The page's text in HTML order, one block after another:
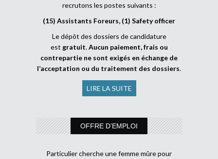
recrutons les postes suivants :
(15) Assistants Foreurs, (1) Safety officer
Le dépôt des dossiers de candidature
est gratuit.Aucun paiement, frais ou
contrepartie ne sont exigés en échange de
l’acceptation ou du traitement des dossiers.
LIRE LA SUITE
OFFRE D’EMPLOI
Particulier cherche une femme mûre pour